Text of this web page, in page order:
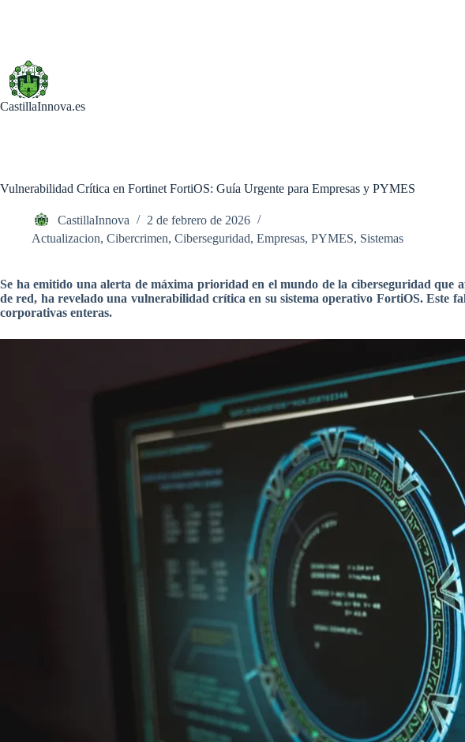
CastillaInnova.es
Vulnerabilidad Crítica en Fortinet FortiOS: Guía Urgente para Empresas y PYMES
CastillaInnova
2 de febrero de 2026
Actualizacion, Cibercrimen, Ciberseguridad, Empresas, PYMES, Sistemas
Se ha emitido una alerta de máxima prioridad en el mundo de la ciberseguridad que
de red, ha revelado una vulnerabilidad crítica en su sistema operativo FortiOS. Este
corporativas enteras.